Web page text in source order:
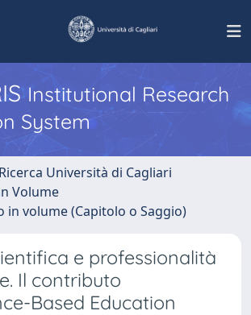
Institutional Research
System
Università di Cagliari
Volume
in volume (Capitolo o Saggio)
e professionalità
Il contributo
Based Education